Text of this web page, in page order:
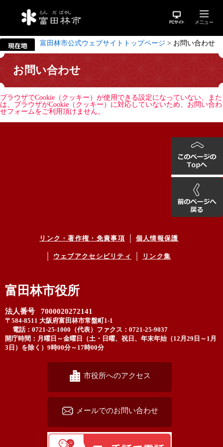
富田林市公式ウェブサイトトップページ > お問い合わせ
お問い合わせ
ブラウザでCookie（クッキー）が使用できる設定になっていない、また
は、ブラウザがCookie（クッキー）に対応していないため、お問い合わ
せフォームをご利用頂けません。
リンク・著作権・免責事項 個人情報保護
ウェブアクセシビリティ リンク集
富田林市役所
法人番号 7000020272141
〒584-8511 大阪府富田林市常盤町1-1
電話：0721-25-1000（代表） ファクス：0721-25-9037
開庁時間：月曜日～金曜日（土・日曜、祝日、年末年始（12月29日～1月
3日）を除く）9時00分～17時00分
市役所へのアクセス
メールでのお問い合わせ